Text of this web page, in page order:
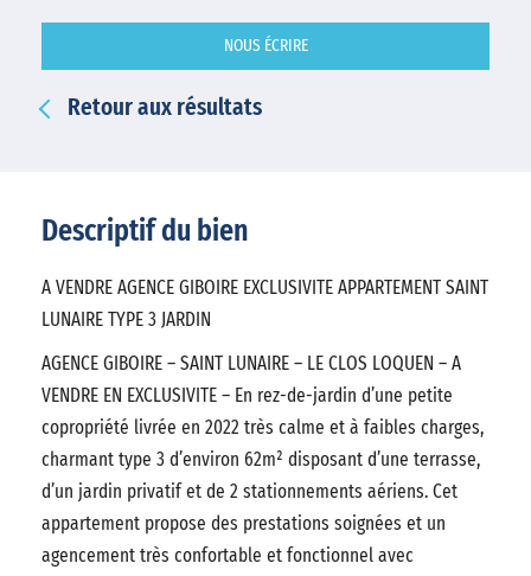
NOUS ÉCRIRE
Retour aux résultats
Descriptif du bien
A VENDRE AGENCE GIBOIRE EXCLUSIVITE APPARTEMENT SAINT
LUNAIRE TYPE 3 JARDIN
AGENCE GIBOIRE – SAINT LUNAIRE – LE CLOS LOQUEN – A
VENDRE EN EXCLUSIVITE – En rez-de-jardin d’une petite
copropriété livrée en 2022 très calme et à faibles charges,
charmant type 3 d’environ 62m² disposant d’une terrasse,
d’un jardin privatif et de 2 stationnements aériens. Cet
appartement propose des prestations soignées et un
agencement très confortable et fonctionnel avec